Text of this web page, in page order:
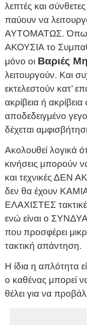
λεπτές και σύνθετες
παύουν να
ΑΥΤΟΜΑΤΩΣ. Όπως
ΑΚΟΥΣΙΑ το
μόνο οι Βαριές
λειτουργούν. Και
εκτελεστούν κατ’
ακρίβεια ή ακρίβεια
αποδεδειγμένο
δέχεται
Ακολουθεί λογικά
κινήσεις μπορούν
και τεχνικές ΔΕΝ
δεν θα έχουν
ΕΛΑΧΙΣΤΕΣ τακτικές
ενώ είναι ο
που προσφέρει
τακτική απάντηση.
Η ίδια η απλότητα
ο καθένας μπορεί
θέλει για να